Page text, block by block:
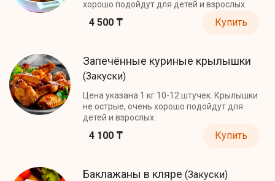
хорошо подойдут для детей и взрослых.
4 500 ₸ Купить
Запечённые куриные крылышки
(Закуски)
Цена указана 1 кг 10-12 штучек. Крылышки
не острые, очень хорошо подойдут для
детей и взрослых.
4 100 ₸ Купить
Баклажаны в кляре (Закуски)